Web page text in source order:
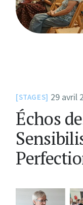
STAGES 29 avril
Échos